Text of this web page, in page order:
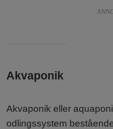
Fakta:
Akvaponik
Akvaponik eller
odlingssystem